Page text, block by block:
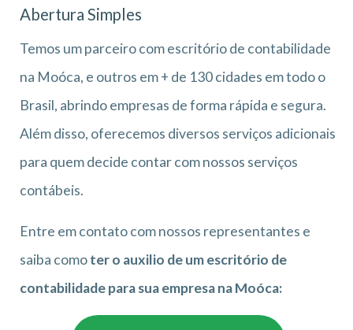
Abertura Simples
Temos um parceiro com escritório de contabilidade
na Moóca, e outros em + de 130 cidades em todo o
Brasil, abrindo empresas de forma rápida e segura.
Além disso, oferecemos diversos serviços adicionais
para quem decide contar com nossos serviços
contábeis.
Entre em contato com nossos representantes e
saiba comoter o auxilio de um escritório de
contabilidade para sua empresa na Moóca: